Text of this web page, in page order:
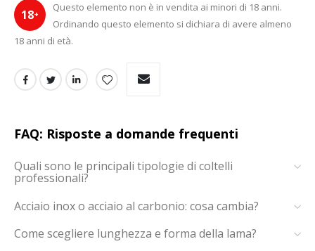
18+
Questo elemento non è in vendita ai minori di 18 anni.
Ordinando questo elemento si dichiara di avere almeno
18 anni di età.
FAQ: Risposte a domande frequenti
Quali sono le principali tipologie di coltelli
professionali?
Acciaio inox o acciaio al carbonio: cosa cambia?
Come scegliere lunghezza e forma della lama?